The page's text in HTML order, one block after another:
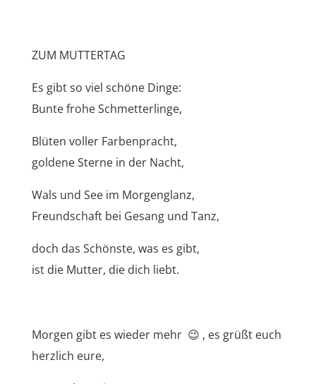
ZUM MUTTERTAG
Es gibt so viel schöne Dinge:
Bunte frohe Schmetterlinge,
Blüten voller Farbenpracht,
goldene Sterne in der Nacht,
Wals und See im Morgenglanz,
Freundschaft bei Gesang und Tanz,
doch das Schönste, was es gibt,
ist die Mutter, die dich liebt.
Morgen gibt es wieder mehr 😉 , es grüßt euch
herzlich eure,